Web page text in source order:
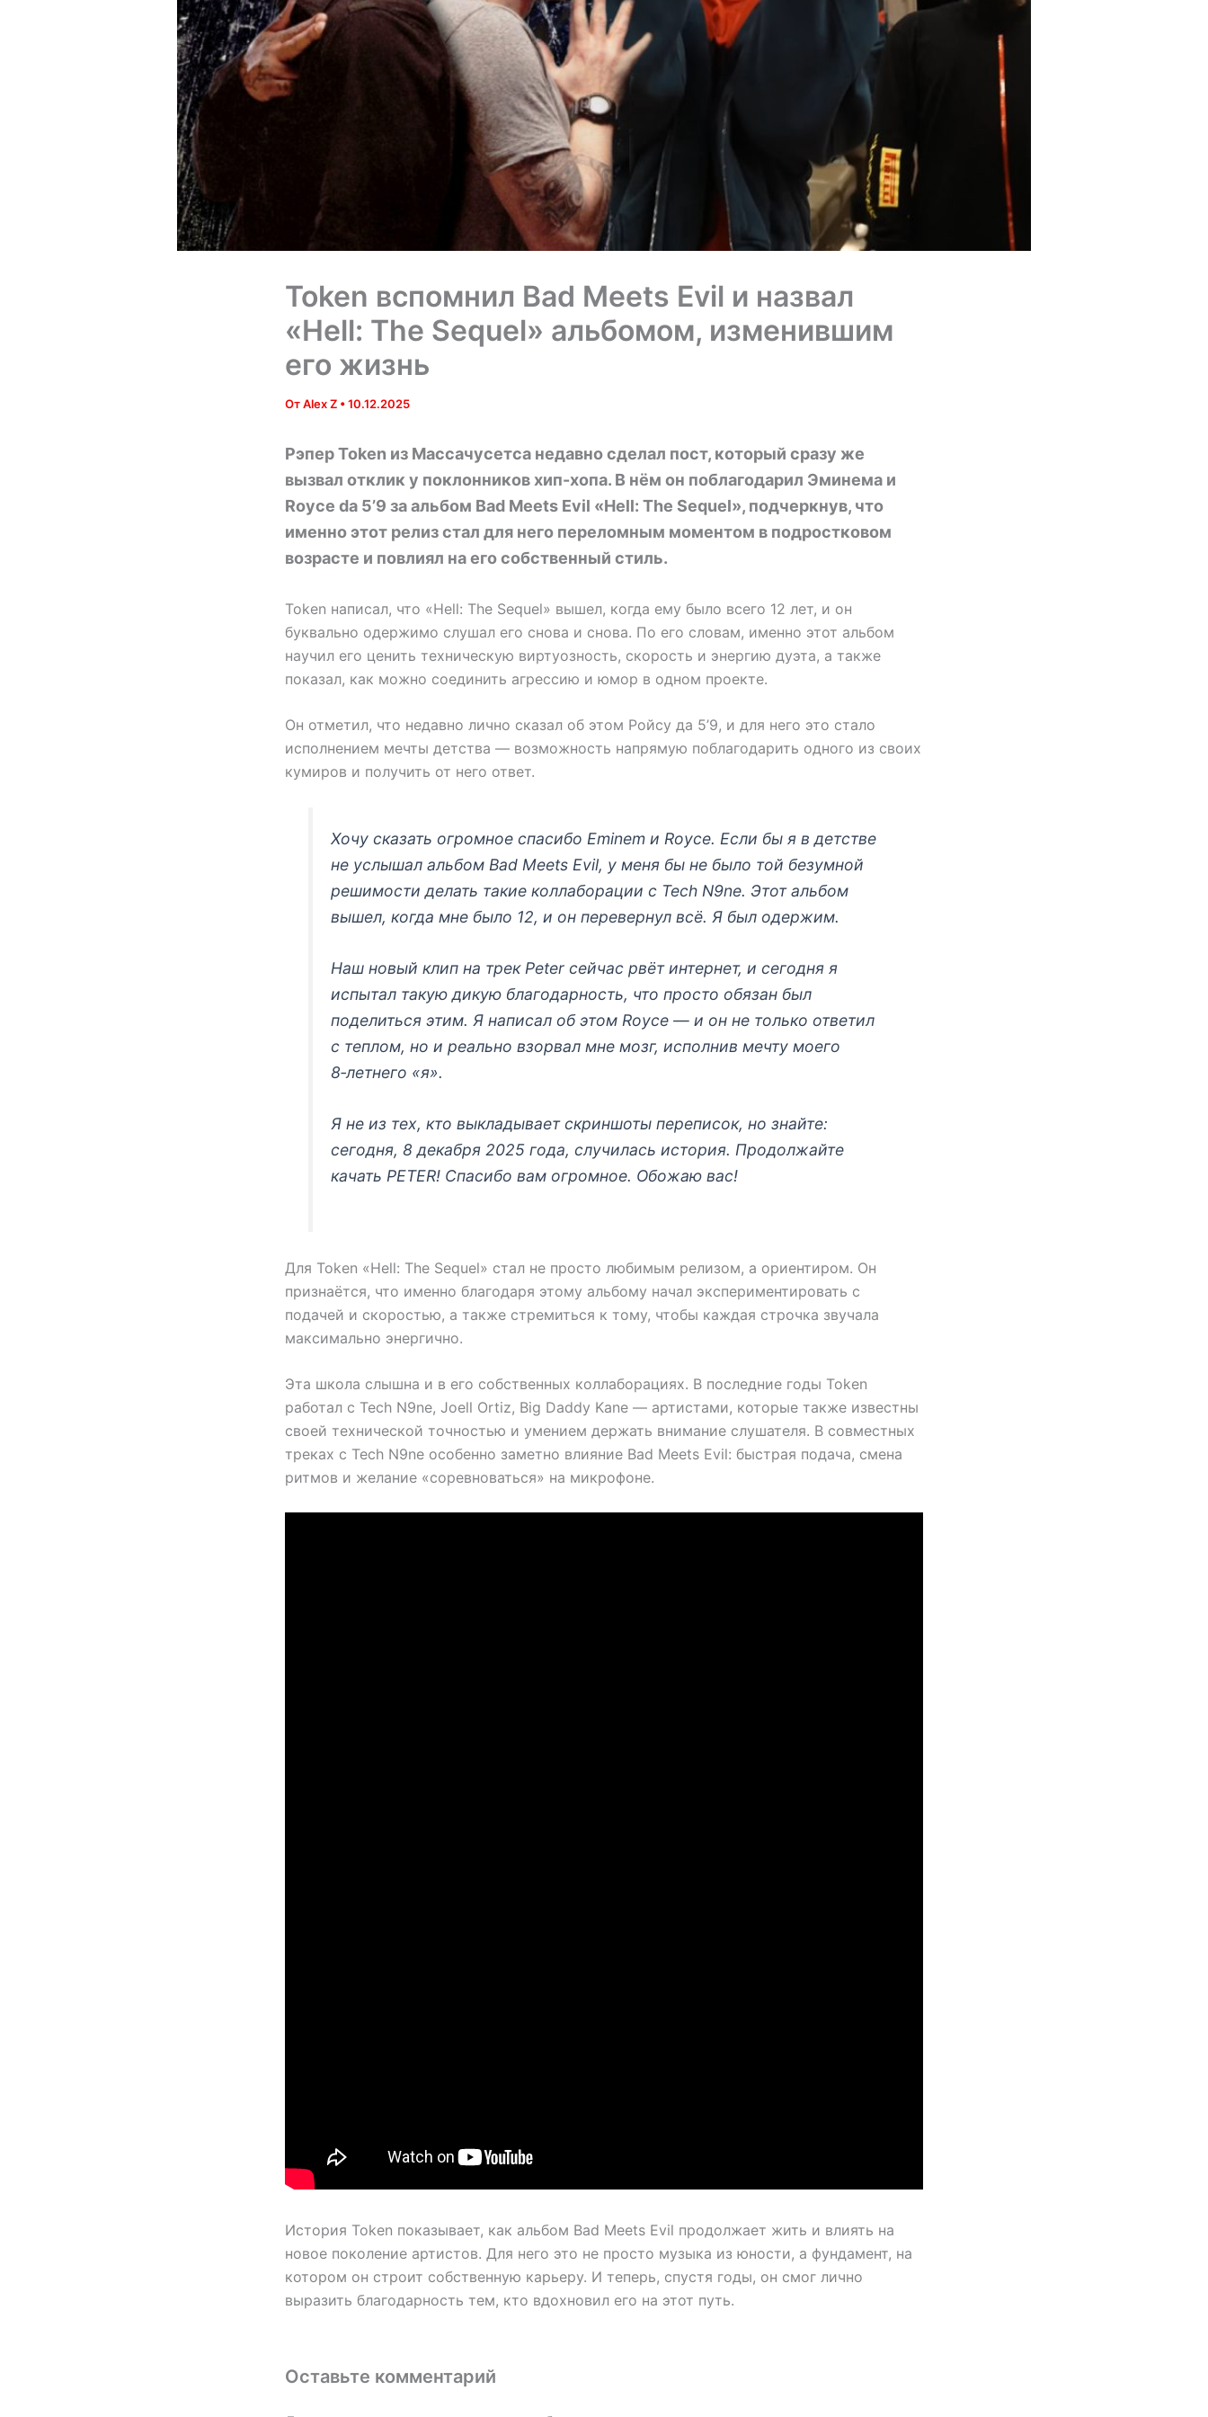
Token вспомнил Bad Meets Evil и назвал
«Hell: The Sequel» альбомом, изменившим
его жизнь
ОтAlex Z •10.12.2025
Рэпер Token из Массачусетса недавно сделал пост, который сразу же
вызвал отклик у поклонников хип-хопа. В нём он поблагодарил Эминема и
Royce da 5’9 за альбом Bad Meets Evil «Hell: The Sequel», подчеркнув, что
именно этот релиз стал для него переломным моментом в подростковом
возрасте и повлиял на его собственный стиль.
Token написал, что «Hell: The Sequel» вышел, когда ему было всего 12 лет, и он
буквально одержимо слушал его снова и снова. По его словам, именно этот альбом
научил его ценить техническую виртуозность, скорость и энергию дуэта, а также
показал, как можно соединить агрессию и юмор в одном проекте.
Он отметил, что недавно лично сказал об этом Ройсу да 5’9, и для него это стало
исполнением мечты детства — возможность напрямую поблагодарить одного из своих
кумиров и получить от него ответ.
Хочу сказать огромное спасибо Eminem и Royce. Если бы я в детстве
не услышал альбом Bad Meets Evil, у меня бы не было той безумной
решимости делать такие коллаборации с Tech N9ne. Этот альбом
вышел, когда мне было 12, и он перевернул всё. Я был одержим.
Наш новый клип на трек Peter сейчас рвёт интернет, и сегодня я
испытал такую дикую благодарность, что просто обязан был
поделиться этим. Я написал об этом Royce — и он не только ответил
с теплом, но и реально взорвал мне мозг, исполнив мечту моего
8‑летнего «я».
Я не из тех, кто выкладывает скриншоты переписок, но знайте:
сегодня, 8 декабря 2025 года, случилась история. Продолжайте
качать PETER! Спасибо вам огромное. Обожаю вас!
Для Token «Hell: The Sequel» стал не просто любимым релизом, а ориентиром. Он
признаётся, что именно благодаря этому альбому начал экспериментировать с
подачей и скоростью, а также стремиться к тому, чтобы каждая строчка звучала
максимально энергично.
Эта школа слышна и в его собственных коллаборациях. В последние годы Token
работал с Tech N9ne, Joell Ortiz, Big Daddy Kane — артистами, которые также известны
своей технической точностью и умением держать внимание слушателя. В совместных
треках с Tech N9ne особенно заметно влияние Bad Meets Evil: быстрая подача, смена
ритмов и желание «соревноваться» на микрофоне.
История Token показывает, как альбом Bad Meets Evil продолжает жить и влиять на
новое поколение артистов. Для него это не просто музыка из юности, а фундамент, на
котором он строит собственную карьеру. И теперь, спустя годы, он смог лично
выразить благодарность тем, кто вдохновил его на этот путь.
Оставьте комментарий